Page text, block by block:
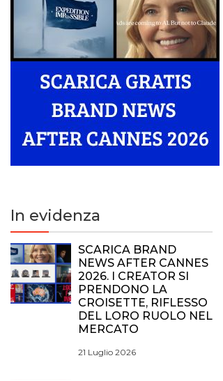
In evidenza
SCARICA BRAND
NEWS AFTER CANNES
2026. I CREATOR SI
PRENDONO LA
CROISETTE, RIFLESSO
DEL LORO RUOLO NEL
MERCATO
21 Luglio 2026